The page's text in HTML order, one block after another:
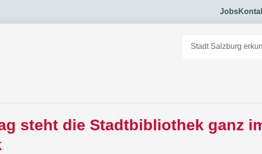
Jobs
steht die Stadtbibliothek ganz